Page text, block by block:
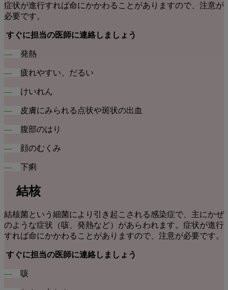
症状が進行すれば命にかかわることがありますので、注意が
必要です。
すぐに担当の医師に連絡しましょう
― 発熱
― 疲れやすい、だるい
― けいれん
― 皮膚にみられる点状や斑状の出血
― 腹部のはり
― 顔のむくみ
― 下痢
結核
結核菌という細菌により引き起こされる感染症で、主にかぜ
のような症状（咳、発熱など）があらわれます。症状が進行
すれば命にかかわることがありますので、注意が必要です。
すぐに担当の医師に連絡しましょう
― 咳